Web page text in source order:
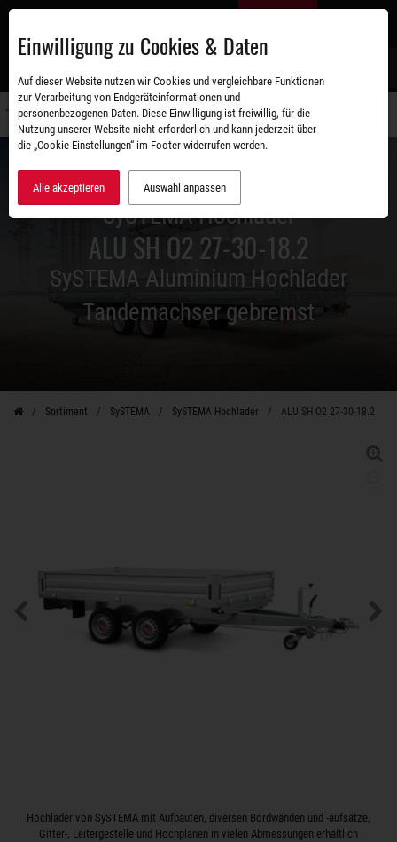
Zum
SySTEMA Hochlader
ALU SH O2 27-30-18.2
SySTEMA Aluminium Hochlader
Tandemachser gebremst
Sortiment SySTEMA SySTEMA Hochlader ALU SH O2 27-30-18.2
Hochlader von SySTEMA mit Aufbauten, diversen Bordwänden und -aufsätze,
Gitter-, Leitergestelle und Hochplanen in vielen Abmessungen erhältlich
Einwilligung zu Cookies & Daten
Auf dieser Website nutzen wir Cookies und vergleichbare Funktionen
zur Verarbeitung von Endgeräteinformationen und
personenbezogenen Daten. Diese Einwilligung ist freiwillig, für die
Nutzung unserer Website nicht erforderlich und kann jederzeit über
die „Cookie-Einstellungen“ im Footer widerrufen werden.
Alle akzeptieren Auswahl anpassen